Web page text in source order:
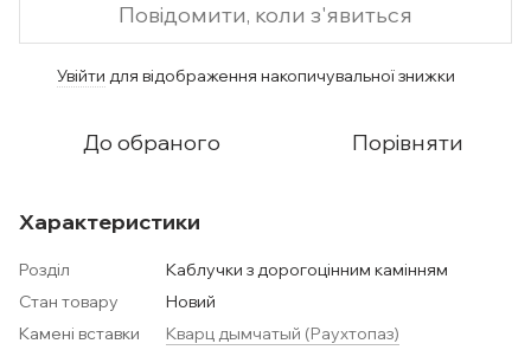
Повідомити, коли з'явиться
Увійти для відображення накопичувальної знижки
До обраного Порівняти
Характеристики
Розділ
Каблучки з дорогоцінним камінням
Стан товару
Новий
Камені вставки
Кварц дымчатый (Раухтопаз)